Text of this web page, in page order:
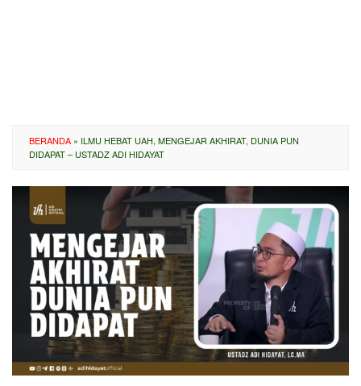
BERANDA » ILMU HEBAT UAH, MENGEJAR AKHIRAT, DUNIA PUN
DIDAPAT – USTADZ ADI HIDAYAT